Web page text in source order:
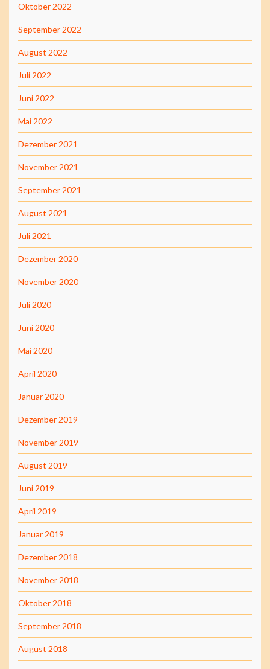
Oktober 2022
September 2022
August 2022
Juli 2022
Juni 2022
Mai 2022
Dezember 2021
November 2021
September 2021
August 2021
Juli 2021
Dezember 2020
November 2020
Juli 2020
Juni 2020
Mai 2020
April 2020
Januar 2020
Dezember 2019
November 2019
August 2019
Juni 2019
April 2019
Januar 2019
Dezember 2018
November 2018
Oktober 2018
September 2018
August 2018